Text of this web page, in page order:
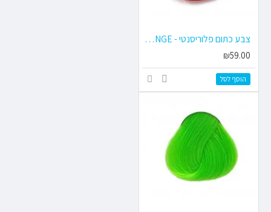
צבע כתום פלוריסנטי - FLUORESCENT ORANGE
₪59.00
הוסף לסל